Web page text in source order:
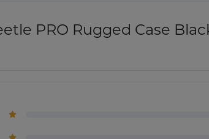
PRO Rugged Case